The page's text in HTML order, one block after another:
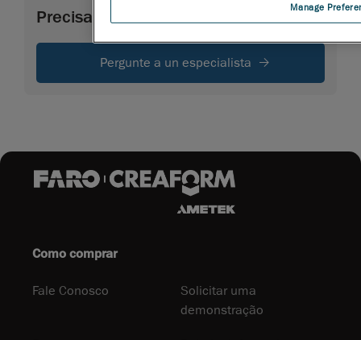
Precisa de mais informação
Pergunte a un especialista
Como comprar
Fale Conosco
Solicitar uma
demonstração
Manage